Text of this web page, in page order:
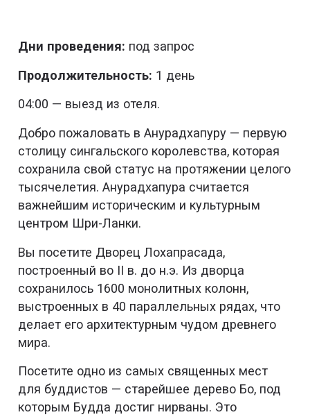
Дни проведения: под запрос
Продолжительность: 1 день
04:00 — выезд из отеля.
Добро пожаловать в Анурадхапуру — первую
столицу сингальского королевства, которая
сохранила свой статус на протяжении целого
тысячелетия. Анурадхапура считается
важнейшим историческим и культурным
центром Шри-Ланки.
Вы посетите Дворец Лохапрасада,
построенный во II в. до н.э. Из дворца
сохранилось 1600 монолитных колонн,
выстроенных в 40 параллельных рядах, что
делает его архитектурным чудом древнего
мира.
Посетите одно из самых священных мест
для буддистов — старейшее дерево Бо, под
которым Будда достиг нирваны. Это